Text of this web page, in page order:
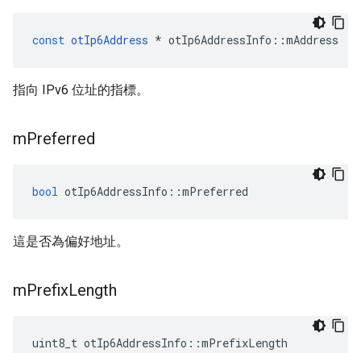
const otIp6Address * otIp6AddressInfo ::mAddress
指向 IPv6 位址的指標。
mPreferred
bool otIp6AddressInfo ::mPreferred
這是否為偏好地址。
mPrefixLength
uint8_t otIp6AddressInfo ::mPrefixLength